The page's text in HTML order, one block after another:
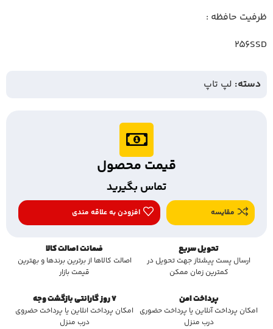
ظرفیت حافظه :
256SSD
دسته: لپ تاپ
قیمت محصول
تماس بگیرید
مقایسه افزودن به علاقه مندی
تحویل سریع
ارسال پست پیشتاز جهت تحویل در
کمترین زمان ممکن
ضمانت اصالت کالا
اصالت کالاها از برترین برندها و بهترین
قیمت بازار
پرداخت امن
امکان پرداخت آنلاین یا پرداخت حضوری
درب منزل
7 روز گارانتی بازگشت وجه
امکان پرداخت انلاین یا پرداخت حضروی
درب منزل